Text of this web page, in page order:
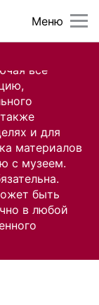
все
и для
материалов
с музеем.
быть
в любой
Меню